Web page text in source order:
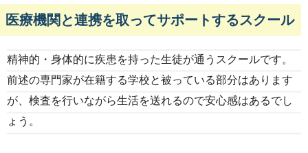
医療機関と連携を取ってサポートするスクール
精神的・身体的に疾患を持った生徒が通うスクールです。
前述の専門家が在籍する学校と被っている部分はあります
が、検査を行いながら生活を送れるので安心感はあるでし
ょう。